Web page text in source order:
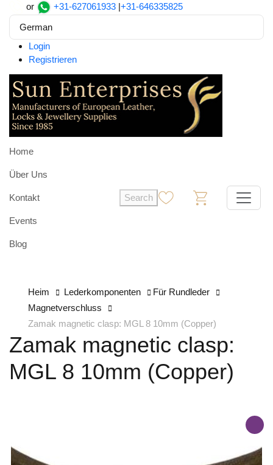
or +31-627061933 |+31-646335825
German
Login
Registrieren
Home
Über Uns
Kontakt
Events
Blog
Search
Heim Lederkomponenten
Für Rundleder
Magnetverschluss
Zamak magnetic clasp: MGL 8 10mm (Copper)
Zamak magnetic clasp:
MGL 8 10mm (Copper)